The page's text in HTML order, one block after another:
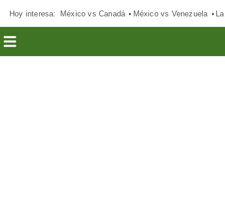
Hoy interesa: México vs Canadá México vs Venezuela